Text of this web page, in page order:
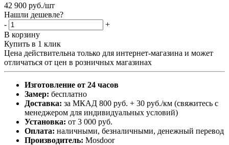
42 900 руб./шт
Нашли дешевле?
-
+
В корзину
Купить в 1 клик
Цена действительна только для интернет-магазина и может
отличаться от цен в розничных магазинах
Изготовление от 24 часов
Замер: бесплатно
Доставка: за МКАД 800 руб. + 30 руб./км (свяжитесь с
менеджером для индивидуальных условий)
Установка: от 3 000 руб.
Оплата: наличными, безналичными, денежный перевод
Производитель: Mosdoor